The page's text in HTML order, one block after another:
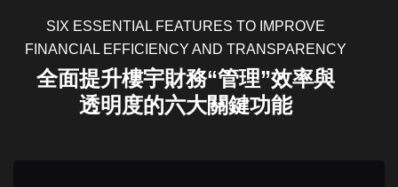
SIX ESSENTIAL FEATURES TO IMPROVE
FINANCIAL EFFICIENCY AND TRANSPARENCY
全面提升樓宇財務“管理”效率與
透明度的六大關鍵功能